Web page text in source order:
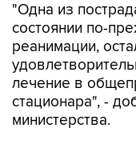
"Одна из
состоянии по-
реанимации,
лечение в
стационара", -
министерства.